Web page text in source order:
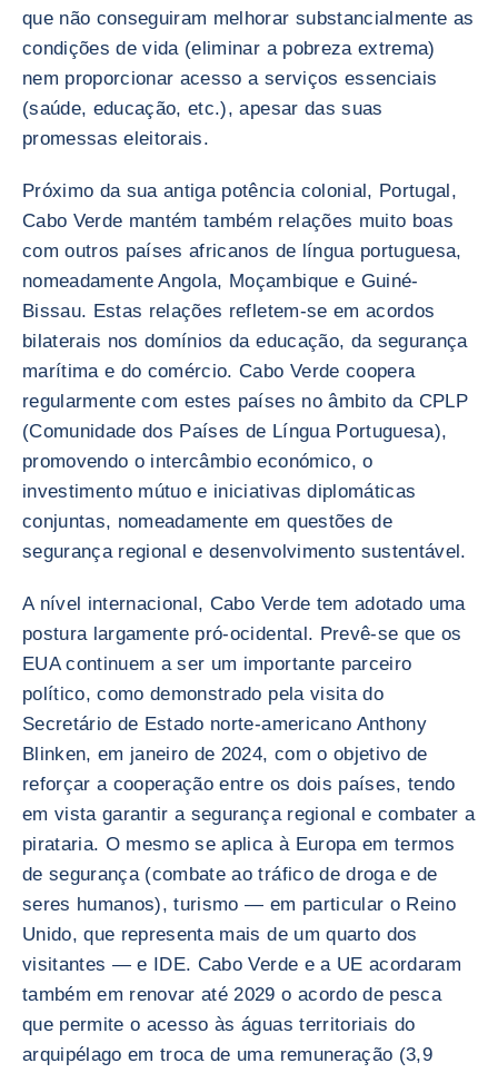
que não conseguiram melhorar substancialmente as
condições de vida (eliminar a pobreza extrema)
nem proporcionar acesso a serviços essenciais
(saúde, educação, etc.), apesar das suas
promessas eleitorais.
Próximo da sua antiga potência colonial, Portugal,
Cabo Verde mantém também relações muito boas
com outros países africanos de língua portuguesa,
nomeadamente Angola, Moçambique e Guiné-
Bissau. Estas relações refletem-se em acordos
bilaterais nos domínios da educação, da segurança
marítima e do comércio. Cabo Verde coopera
regularmente com estes países no âmbito da CPLP
(Comunidade dos Países de Língua Portuguesa),
promovendo o intercâmbio económico, o
investimento mútuo e iniciativas diplomáticas
conjuntas, nomeadamente em questões de
segurança regional e desenvolvimento sustentável.
A nível internacional, Cabo Verde tem adotado uma
postura largamente pró-ocidental. Prevê-se que os
EUA continuem a ser um importante parceiro
político, como demonstrado pela visita do
Secretário de Estado norte-americano Anthony
Blinken, em janeiro de 2024, com o objetivo de
reforçar a cooperação entre os dois países, tendo
em vista garantir a segurança regional e combater a
pirataria. O mesmo se aplica à Europa em termos
de segurança (combate ao tráfico de droga e de
seres humanos), turismo — em particular o Reino
Unido, que representa mais de um quarto dos
visitantes — e IDE. Cabo Verde e a UE acordaram
também em renovar até 2029 o acordo de pesca
que permite o acesso às águas territoriais do
arquipélago em troca de uma remuneração (3,9